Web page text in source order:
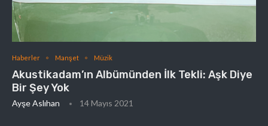
Haberler Manşet Müzik
Akustikadam’ın Albümünden İlk Tekli: Aşk Diye
Bir Şey Yok
Ayşe Aslıhan 14 Mayıs 2021